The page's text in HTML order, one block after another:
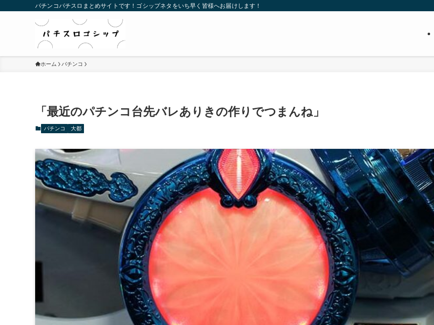
パチンコパチスロまとめサイトです！ゴシップネタをいち早く皆様へお届けします！
ホーム パチンコ
「最近のパチンコ台先バレありきの作りでつまんね」
パチンコ 大都